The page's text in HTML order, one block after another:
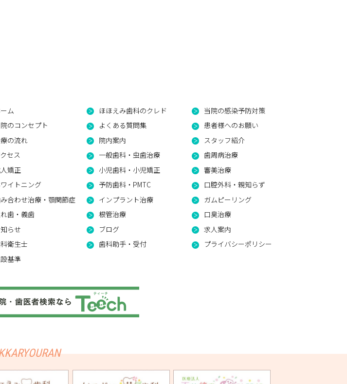
ム ほほえみ歯科のクレド
当院の感染予防対策
のコンセプト
よくある質問集
患者様へのお願い
の流れ
院内案内
スタッフ紹介
セス
一般歯科・虫歯治療
歯周病治療
矯正
小児歯科・小児矯正
審美治療
イトニング
予防歯科・PMTC
口腔外科・親知らず
合わせ治療・顎関節症
インプラント治療
ガムピーリング
歯・義歯
根管治療
口臭治療
らせ
ブログ
求人案内
衛生士
歯科助手・受付
プライバシーポリシー
基準